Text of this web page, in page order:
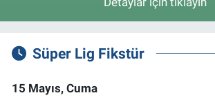
Süper Lig Fikstür
15 Mayıs, Cuma